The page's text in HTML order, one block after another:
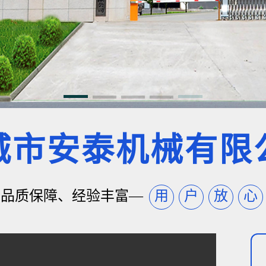
市安泰机械有限
品质保障、经验丰富— 用 户 放 心